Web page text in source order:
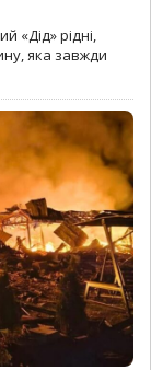
«Дід» рідні,
яка завжди